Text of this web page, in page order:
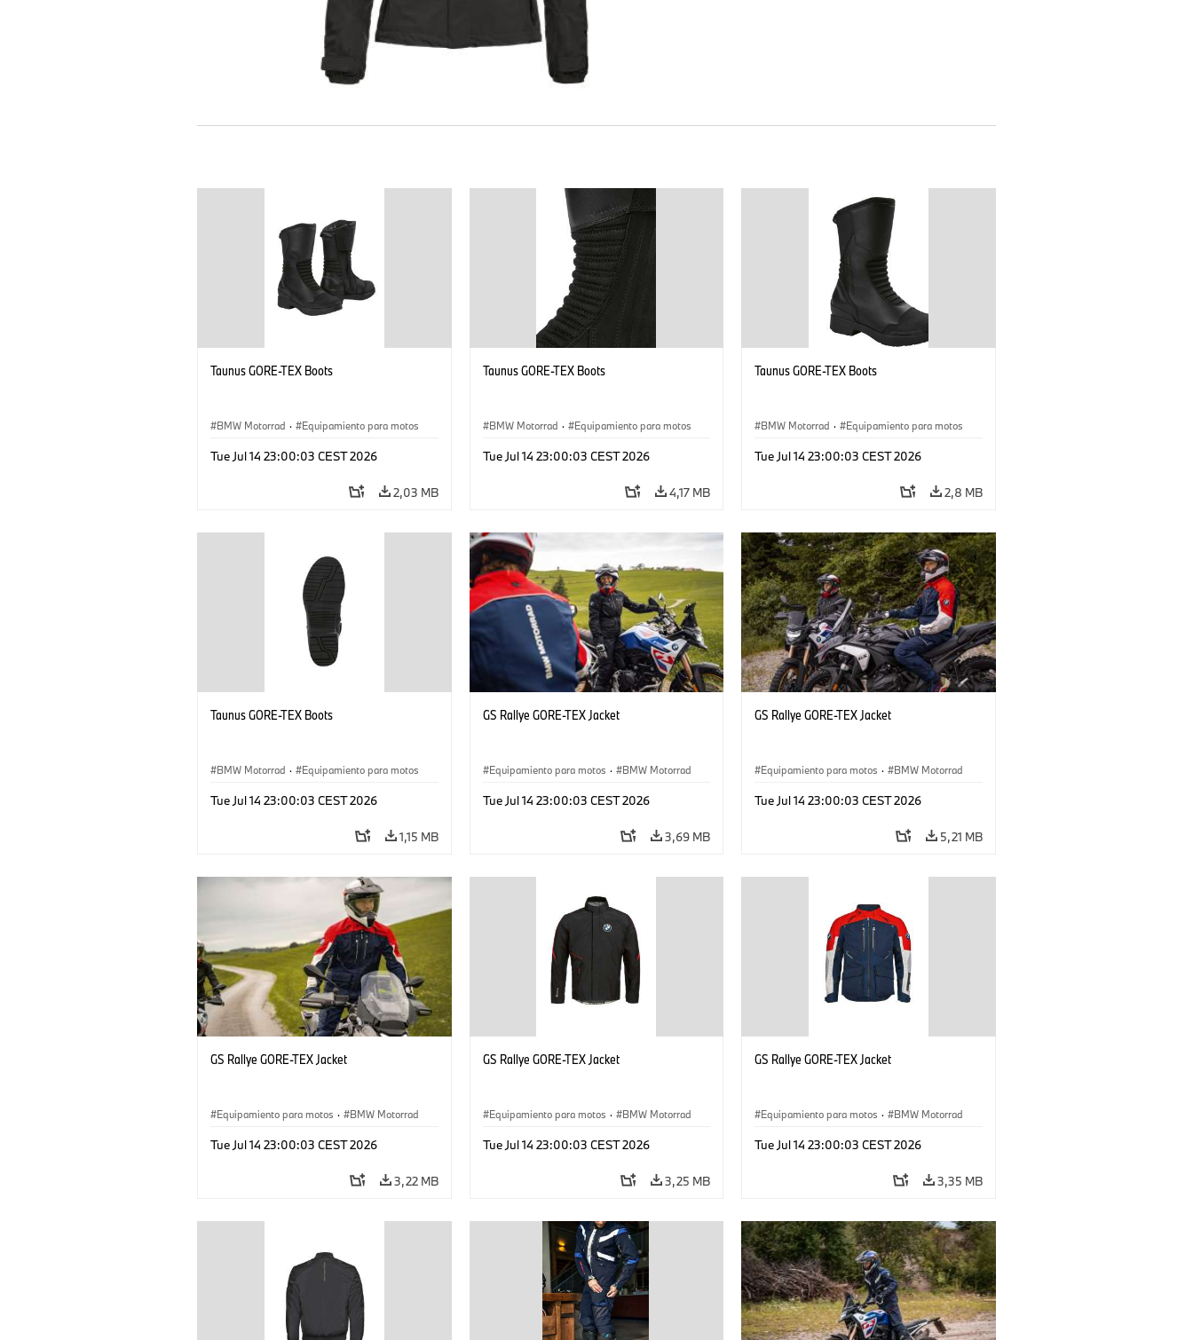
Taunus GORE-TEX Boots
BMW Motorrad · Equipamiento para motos
Tue Jul 14 23:00:03 CEST 2026
2,03 MB
Taunus GORE-TEX Boots
BMW Motorrad · Equipamiento para motos
Tue Jul 14 23:00:03 CEST 2026
4,17 MB
Taunus GORE-TEX Boots
BMW Motorrad · Equipamiento para motos
Tue Jul 14 23:00:03 CEST 2026
2,8 MB
Taunus GORE-TEX Boots
BMW Motorrad · Equipamiento para motos
Tue Jul 14 23:00:03 CEST 2026
1,15 MB
GS Rallye GORE-TEX Jacket
Equipamiento para motos · BMW Motorrad
Tue Jul 14 23:00:03 CEST 2026
3,69 MB
GS Rallye GORE-TEX Jacket
Equipamiento para motos · BMW Motorrad
Tue Jul 14 23:00:03 CEST 2026
5,21 MB
GS Rallye GORE-TEX Jacket
Equipamiento para motos · BMW Motorrad
Tue Jul 14 23:00:03 CEST 2026
3,22 MB
GS Rallye GORE-TEX Jacket
Equipamiento para motos · BMW Motorrad
Tue Jul 14 23:00:03 CEST 2026
3,25 MB
GS Rallye GORE-TEX Jacket
Equipamiento para motos · BMW Motorrad
Tue Jul 14 23:00:03 CEST 2026
3,35 MB